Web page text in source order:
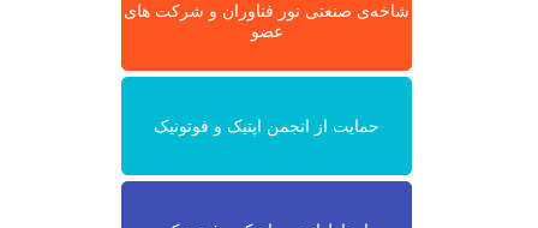
شاخه‌ی صنعتی نور فناوران و شرکت های
عضو
حمایت از انجمن اپتیک و فوتونیک